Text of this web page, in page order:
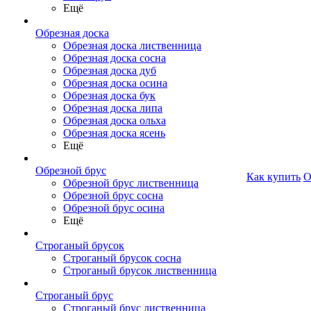
Ещё
Обрезная доска
Обрезная доска лиственница
Обрезная доска сосна
Обрезная доска дуб
Обрезная доска осина
Обрезная доска бук
Обрезная доска липа
Обрезная доска ольха
Обрезная доска ясень
Ещё
Обрезной брус
Обрезной брус лиственница
Обрезной брус сосна
Обрезной брус осина
Ещё
Строганый брусок
Строганый брусок сосна
Строганый брусок лиственница
Строганый брус
Строганый брус лиственница
Как купить